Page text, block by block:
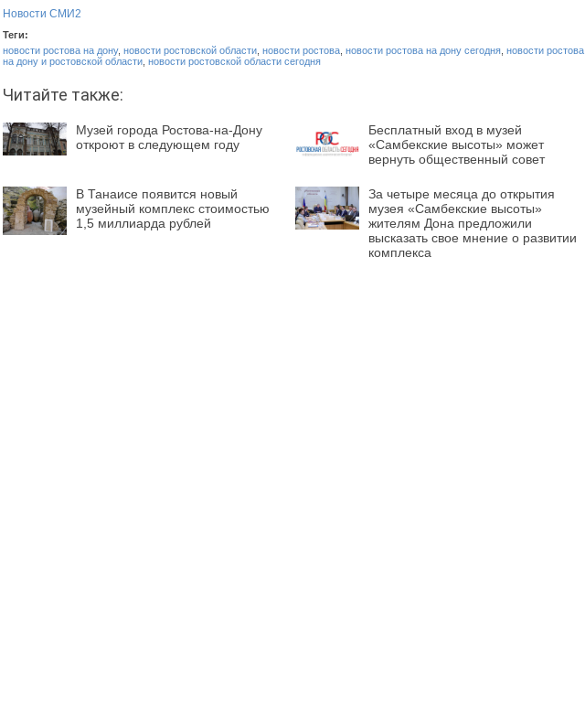
Новости СМИ2
Теги:
новости ростова на дону, новости ростовской области новости ростова новости ростова на дону сегодня новости ростова
на дону и ростовской области новости ростовской области сегодня
Читайте также:
Музей города Ростова-на-Дону
откроют в следующем году
Бесплатный вход в музей
«Самбекские высоты» может
вернуть общественный совет
В Танаисе появится новый
музейный комплекс стоимостью
1,5 миллиарда рублей
За четыре месяца до открытия
музея «Самбекские высоты»
жителям Дона предложили
высказать свое мнение о развитии
комплекса